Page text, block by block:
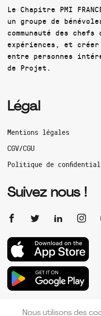
Le Chapitre PMI
un groupe de
communauté des
expériences, et créer
entre personnes
de Projet.
Légal
Mentions légales
CGV/CGU
Politique de
Suivez nous !
Nous utilisons des